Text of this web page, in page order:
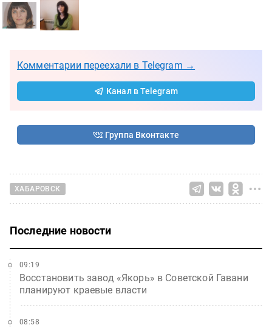
Комментарии переехали в Telegram →
Канал в Telegram
Группа Вконтакте
ХАБАРОВСК
Последние новости
Восстановить завод «Якорь» в Советской Гавани
планируют краевые власти
09:19
08:58